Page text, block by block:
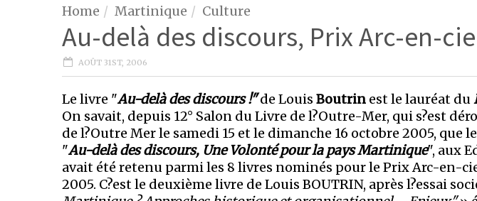
Home Martinique Culture
Au-delà des discours, Prix Arc-en-
AOÛT 31ST, 2006
Le livre "Au-delà des discours !"de Louis Boutrin est le lauréat du
On savait, depuis 12° Salon du Livre de l?Outre-Mer, qui s?est
de l?Outre Mer le samedi 15 et le dimanche 16 octobre 2005, que
"Au-delà des discours, Une Volonté pour la pays Martinique", aux
avait été retenu parmi les 8 livres nominés pour le Prix Arc-en-
2005. C?est le deuxième livre de Louis BOUTRIN, après l?essai